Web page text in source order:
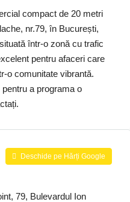
compact de 20 metri
nr.79, în București,
într-o zonă cu trafic
pentru afaceri care
o comunitate vibrantă.
a programa o
Deschide pe Hărți Google
79, Bulevardul Ion